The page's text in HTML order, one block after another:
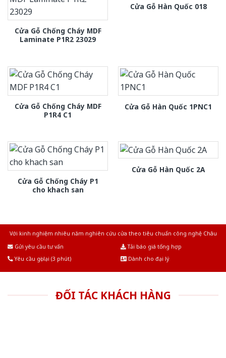
Cửa Gỗ Chống Cháy MDF
Laminate P1R2 23029
Cửa Gỗ Hàn Quốc 018
Cửa Gỗ Chống Cháy MDF
P1R4 C1
Cửa Gỗ Hàn Quốc 1PNC1
Cửa Gỗ Chống Cháy P1
cho khach san
Cửa Gỗ Hàn Quốc 2A
Với kinh nghiệm nhiêu năm nghiên cứu cửa theo tiêu chuẩn công nghệ Châu
Gửi yêu cầu tư vấn
Tải báo giá tổng hợp
Yêu cầu gọi lại (3 phút)
Dành cho đại lý
ĐỐI TÁC KHÁCH HÀNG